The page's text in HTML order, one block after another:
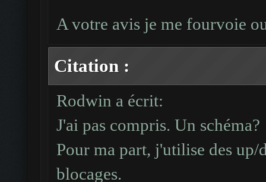
A votre avis je me fourvoie
Citation :
Rodwin a écrit:
J'ai pas compris. Un schéma?
Pour ma part, j'utilise des
blocages.